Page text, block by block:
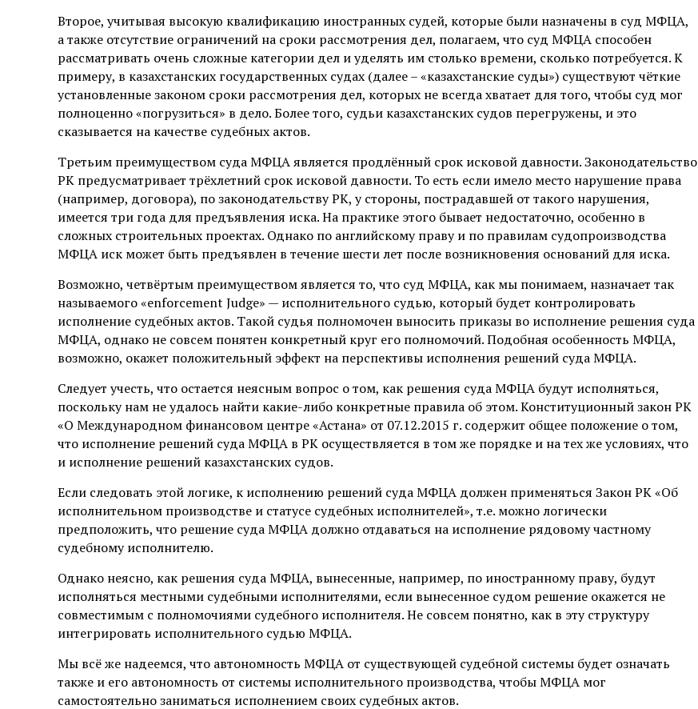
Второе, учитывая высокую квалификацию иностранных судей, которые были назначены в суд МФЦА,
а также отсутствие ограничений на сроки рассмотрения дел, полагаем, что суд МФЦА способен
рассматривать очень сложные категории дел и уделять им столько времени, сколько потребуется. К
примеру, в казахстанских государственных судах (далее – «казахстанские суды») существуют чёткие
установленные законом сроки рассмотрения дел, которых не всегда хватает для того, чтобы суд мог
полноценно «погрузиться» в дело. Более того, судьи казахстанских судов перегружены, и это
сказывается на качестве судебных актов.
Третьим преимуществом суда МФЦА является продлённый срок исковой давности. Законодательство
РК предусматривает трёхлетний срок исковой давности. То есть если имело место нарушение права
(например, договора), по законодательству РК, у стороны, пострадавшей от такого нарушения,
имеется три года для предъявления иска. На практике этого бывает недостаточно, особенно в
сложных строительных проектах. Однако по английскому праву и по правилам судопроизводства
МФЦА иск может быть предъявлен в течение шести лет после возникновения оснований для иска.
Возможно, четвёртым преимуществом является то, что суд МФЦА, как мы понимаем, назначает так
называемого «enforcement Judge» — исполнительного судью, который будет контролировать
исполнение судебных актов. Такой судья полномочен выносить приказы во исполнение решения суда
МФЦА, однако не совсем понятен конкретный круг его полномочий. Подобная особенность МФЦА,
возможно, окажет положительный эффект на перспективы исполнения решений суда МФЦА.
Следует учесть, что остается неясным вопрос о том, как решения суда МФЦА будут исполняться,
поскольку нам не удалось найти какие-либо конкретные правила об этом. Конституционный закон РК
«О Международном финансовом центре «Астана» от 07.12.2015 г. содержит общее положение о том,
что исполнение решений суда МФЦА в РК осуществляется в том же порядке и на тех же условиях, что
и исполнение решений казахстанских судов.
Если следовать этой логике, к исполнению решений суда МФЦА должен применяться Закон РК «Об
исполнительном производстве и статусе судебных исполнителей», т.е. можно логически
предположить, что решение суда МФЦА должно отдаваться на исполнение рядовому частному
судебному исполнителю.
Однако неясно, как решения суда МФЦА, вынесенные, например, по иностранному праву, будут
исполняться местными судебными исполнителями, если вынесенное судом решение окажется не
совместимым с полномочиями судебного исполнителя. Не совсем понятно, как в эту структуру
интегрировать исполнительного судью МФЦА.
Мы всё же надеемся, что автономность МФЦА от существующей судебной системы будет означать
также и его автономность от системы исполнительного производства, чтобы МФЦА мог
самостоятельно заниматься исполнением своих судебных актов.